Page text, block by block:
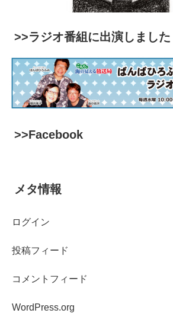
>>ラジオ番組に出演しました
>>Facebook
メタ情報
ログイン
投稿フィード
コメントフィード
WordPress.org